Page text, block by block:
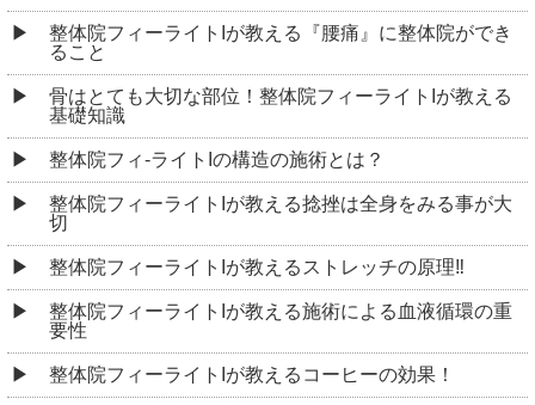
整体院フィーライトIが教える『腰痛』に整体院ができ
ること
骨はとても大切な部位！整体院フィーライトIが教える
基礎知識
整体院フィ-ライトIの構造の施術とは？
整体院フィーライトIが教える捻挫は全身をみる事が大
切
整体院フィーライトIが教えるストレッチの原理‼︎
整体院フィーライトIが教える施術による血液循環の重
要性
整体院フィーライトIが教えるコーヒーの効果！